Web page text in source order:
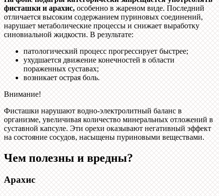
фисташки и арахис,особенно в жареном виде. Последний
отличается высоким содержанием пуриновых соединений,
нарушает метаболические процессы и снижает выработку
синовиальной жидкости. В результате:
патологический процесс прогрессирует быстрее;
ухудшается движение конечностей в области
пораженных суставах;
возникает острая боль.
Внимание!
Фисташки нарушают водно-электролитный баланс в
организме, увеличивая количество минеральных отложений в
суставной капсуле. Эти орехи оказывают негативный эффект
на состояние сосудов, насыщены пуриновыми веществами.
Чем полезны и вредны?
Арахис